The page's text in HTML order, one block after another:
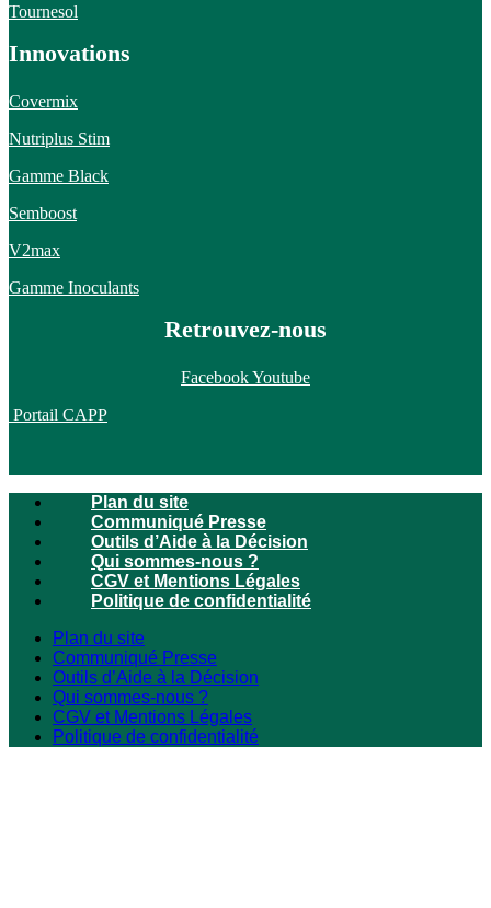
Tournesol
Innovations
Covermix
Nutriplus Stim
Gamme Black
Semboost
V2max
Gamme Inoculants
Retrouvez-nous
FacebookYoutube
Portail CAPP
Plan du site
Communiqué Presse
Outils d’Aide à la Décision
Qui sommes-nous ?
CGV et Mentions Légales
Politique de confidentialité
Plan du site
Communiqué Presse
Outils d’Aide à la Décision
Qui sommes-nous ?
CGV et Mentions Légales
Politique de confidentialité